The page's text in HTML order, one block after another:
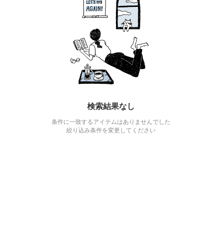
検索結果なし
条件に一致するアイテムはありませんでした
絞り込み条件を変更してください